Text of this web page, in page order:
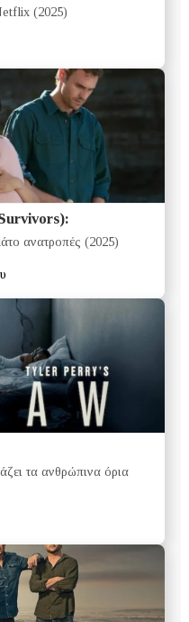
(2025)
ανατροπές (2025)
τα ανθρώπινα όρια